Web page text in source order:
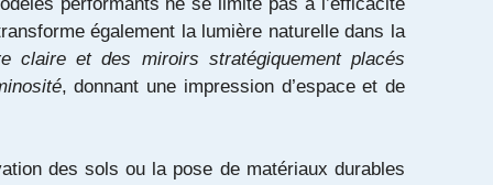
également la lumière naturelle dans la
claire et des miroirs stratégiquement placés
, donnant une impression d’espace et de
des sols ou la pose de matériaux durables